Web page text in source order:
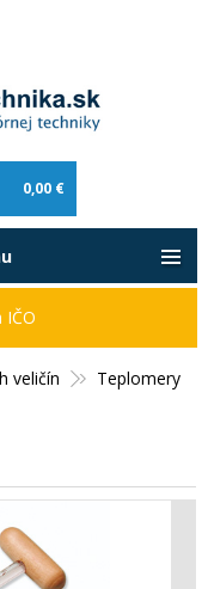
0,00 €
veličín
Teplomery
IČO